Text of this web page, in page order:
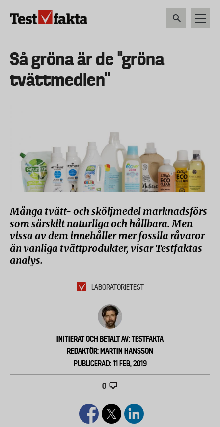
Huvudmeny
ny
HEM & HUSHÅLL LIVSMEDEL
Så gröna är de ”gröna
tvättmedlen”
Många tvätt- och sköljmedel marknadsförs
som särskilt naturliga och hållbara. Men
vissa av dem innehåller mer fossila råvaror
än vanliga tvättprodukter, visar Testfaktas
analys.
LABORATORIETEST
INITIERAT OCH BETALT AV: TESTFAKTA
REDAKTÖR: MARTIN HANSSON
PUBLICERAD: 11 FEB, 2019
0